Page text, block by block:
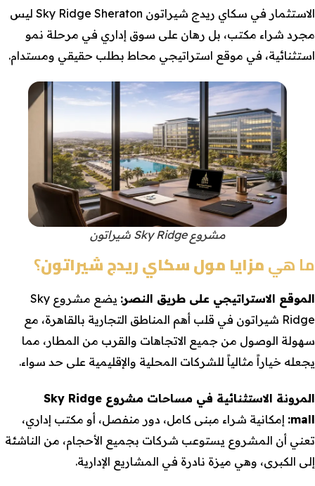
الاستثمار في سكاي ريدج شيراتون Sky Ridge Sheraton ليس
مجرد شراء مكتب، بل رهان على سوق إداري في مرحلة نمو
استثنائية، في موقع استراتيجي محاط بطلب حقيقي ومستدام.
مشروع Sky Ridge شيراتون
ما هيمزايا مول سكاي ريدج شيراتون؟
الموقع الاستراتيجي على طريق النصر:
يضع مشروع Sky
Ridge شيراتون في قلب أهم المناطق التجارية بالقاهرة، مع
سهولة الوصول من جميع الاتجاهات والقرب من المطار، مما
يجعله خياراً مثالياً للشركات المحلية والإقليمية على حد سواء.
المرونة الاستثنائية في مساحات مشروع Sky Ridge
mall: إمكانية شراء مبنى كامل، دور منفصل، أو مكتب إداري،
تعني أن المشروع يستوعب شركات بجميع الأحجام، من الناشئة
إلى الكبرى، وهي ميزة نادرة في المشاريع الإدارية.